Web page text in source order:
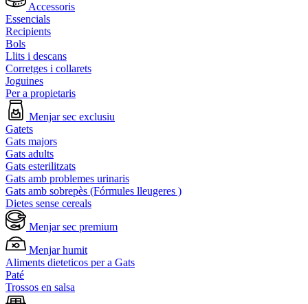
Accessoris
Essencials
Recipients
Bols
Llits i descans
Corretges i collarets
Joguines
Per a propietaris
Menjar sec exclusiu
Gatets
Gats majors
Gats adults
Gats esterilitzats
Gats amb problemes urinaris
Gats amb sobrepès (Fórmules lleugeres )
Dietes sense cereals
Menjar sec premium
Menjar humit
Aliments dieteticos per a Gats
Paté
Trossos en salsa